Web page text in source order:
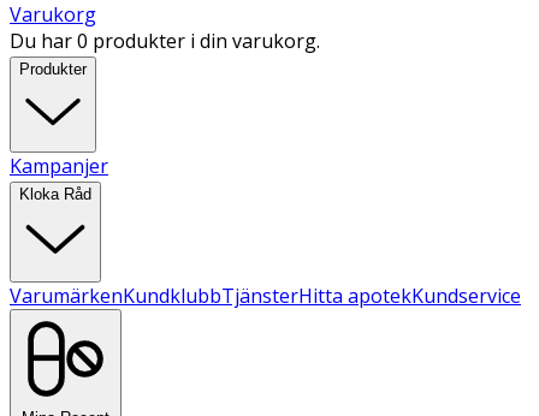
Varukorg
Du har 0 produkter i din varukorg.
Produkter
Kampanjer
Kloka Råd
VarumärkenKundklubbTjänsterHitta apotekKundservice